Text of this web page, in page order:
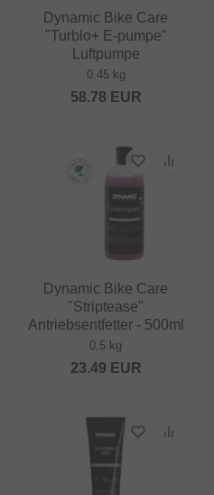
Dynamic Bike Care
"Turblo+ E-pumpe"
Luftpumpe
0.45 kg
58.78 EUR
Dynamic Bike Care
"Striptease"
Antriebsentfetter - 500ml
0.5 kg
23.49 EUR